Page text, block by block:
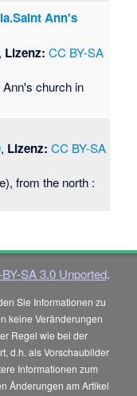
Ann's
, Lizenz: CC BY-SA
church in
, Lizenz: CC BY-SA
from the north :
SA 3.0 Unported.
Sie Informationen zu
keine Veränderungen
Regel wie bei der
d.h. als Vorschaubilder
Informationen zum
Änderungen am Artikel